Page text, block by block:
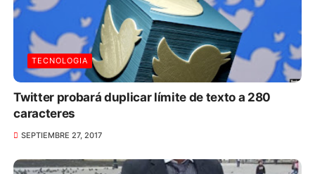
TECNOLOGIA
Twitter probará duplicar límite de texto a 280
caracteres
SEPTIEMBRE 27, 2017